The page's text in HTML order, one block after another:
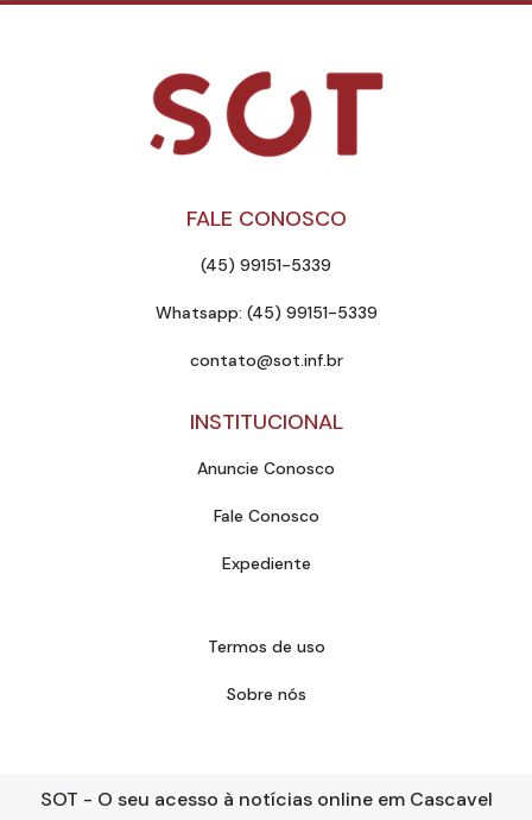
FALE CONOSCO
(45) 99151-5339
Whatsapp: (45) 99151-5339
contato@sot.inf.br
INSTITUCIONAL
Anuncie Conosco
Fale Conosco
Expediente
Termos de uso
Sobre nós
SOT - O seu acesso à notícias online em Cascavel